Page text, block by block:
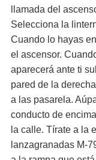
llamada del
Selecciona la
Cuando lo hayas
el ascensor.
aparecerá ante ti
pared de la
a las pasarela.
conducto de
la calle. Tírate a la
lanzagranadas M-